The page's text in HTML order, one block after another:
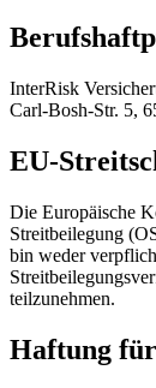
InterRisk
Carl-Bosh-Str. 5,
EU-
Die Europäische
Streitbeilegung
bin weder
teilzunehmen.
Haftung